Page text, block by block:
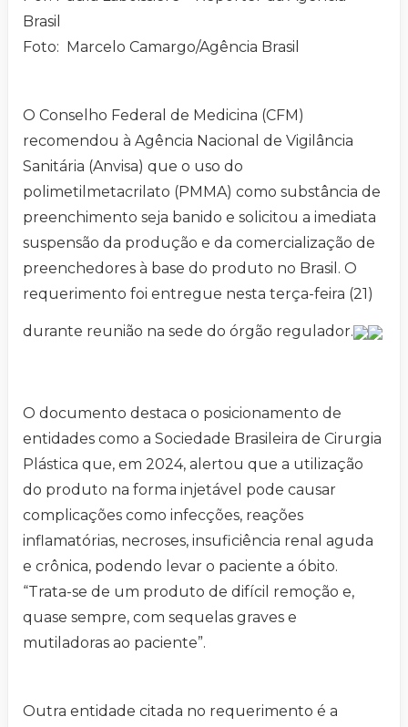
Brasil
Foto: Marcelo Camargo/Agência Brasil
O Conselho Federal de Medicina (CFM)
recomendou à Agência Nacional de Vigilância
Sanitária (Anvisa) que o uso do
polimetilmetacrilato (PMMA) como substância de
preenchimento seja banido e solicitou a imediata
suspensão da produção e da comercialização de
preenchedores à base do produto no Brasil. O
requerimento foi entregue nesta terça-feira (21)
durante reunião na sede do órgão regulador.
O documento destaca o posicionamento de
entidades como a Sociedade Brasileira de Cirurgia
Plástica que, em 2024, alertou que a utilização
do produto na forma injetável pode causar
complicações como infecções, reações
inflamatórias, necroses, insuficiência renal aguda
e crônica, podendo levar o paciente a óbito.
“Trata-se de um produto de difícil remoção e,
quase sempre, com sequelas graves e
mutiladoras ao paciente”.
Outra entidade citada no requerimento é a